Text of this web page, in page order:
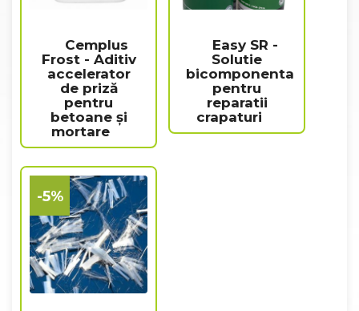
Cemplus
Frost - Aditiv
accelerator
de priză
pentru
betoane și
mortare
Easy SR -
Solutie
bicomponenta
pentru
reparatii
crapaturi
-5%